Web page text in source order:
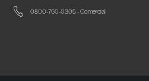
0800-760-0305 - Comercial